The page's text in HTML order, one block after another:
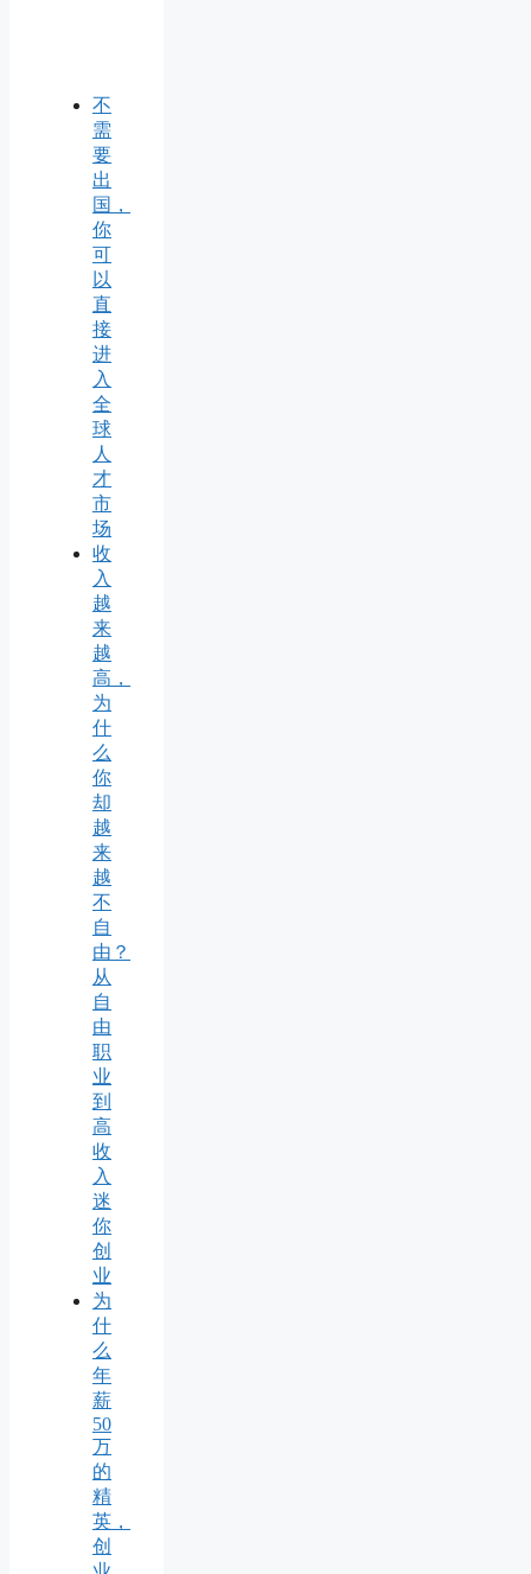
不
需
要
出
国，
你
可
以
直
接
进
入
全
球
人
才
市
场
收
入
越
来
越
高，
为
什
么
你
却
越
来
越
不
自
由？
从
自
由
职
业
到
高
收
入
迷
你
创
业
为
什
么
年
薪
50
万
的
精
英，
创